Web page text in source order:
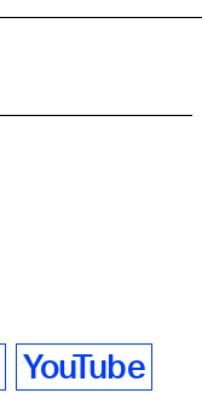
YouTube